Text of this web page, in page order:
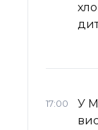
17:00
У